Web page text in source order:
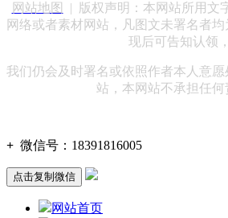
网站地图
| 版权声明：本网站所用文
网络或者素材网站，凡图文未署名者
现后可告知认领，
我们仍会及时署名或依照作者本人意
站，本网站不承担任何
+ 微信号： 18391816005
点击复制微信
网站首页